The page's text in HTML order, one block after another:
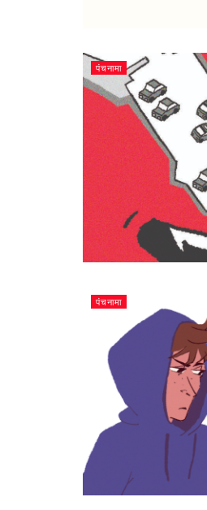
पंचनामा
पंचनामा